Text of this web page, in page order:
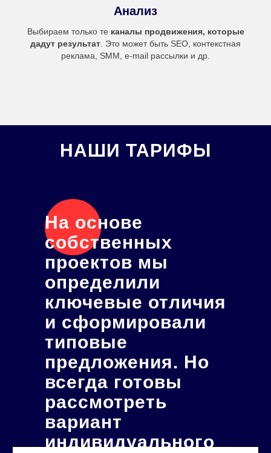
Анализ
Выбираем только те каналы продвижения, которые
дадут результат . Это может быть SEO, контекстная
реклама, SMM, e-mail рассылки и др.
НАШИ ТАРИФЫ
На основе
собственных
проектов мы
определили
ключевые отличия
и сформировали
типовые
предложения. Но
всегда готовы
рассмотреть
вариант
индивидуального